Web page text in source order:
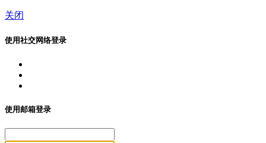
关闭
使用社交网络登录
使用邮箱登录